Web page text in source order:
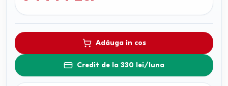
Adăuga in cos
Credit de la 330 lei/luna